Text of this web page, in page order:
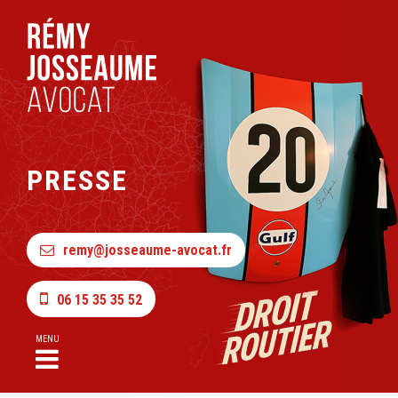
PRESSE
remy@josseaume-avocat.fr
06 15 35 35 52
MENU